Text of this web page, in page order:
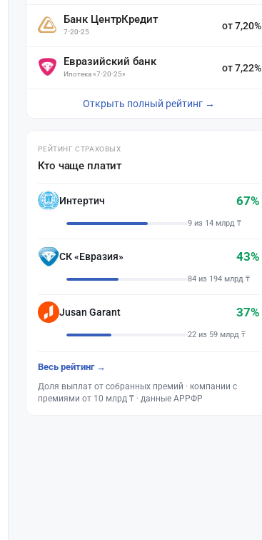
Банк ЦентрКредит
7-20-25
от 7,20%
Евразийский банк
Ипотека «7-20-25»
от 7,22%
Открыть полный рейтинг →
РЕЙТИНГ СТРАХОВЫХ
Кто чаще платит
Интертич 67%
9 из 14 млрд ₸
СК «Евразия» 43%
84 из 194 млрд ₸
Jusan Garant 37%
22 из 59 млрд ₸
Весь рейтинг →
Доля выплат от собранных премий · компании с
премиями от 10 млрд ₸ · данные АРРФР